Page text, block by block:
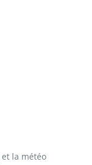
la météo